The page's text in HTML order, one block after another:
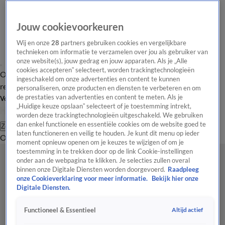
Overzicht Laatste nieuws Regionieuws Het beste van Hart
Tip de
redactie
Volg Hart van Nederland
Zoeken
OverzichtRegioUitzendingenWeerTip de redactiePanelVideo's
Jouw cookievoorkeuren
Wij en onze28 partners gebruiken cookies en vergelijkbare
technieken om informatie te verzamelen over jou als gebruiker van
onze website(s), jouw gedrag en jouw apparaten. Als je „Alle
cookies accepteren” selecteert, worden trackingtechnologieën
ingeschakeld om onze advertenties en content te kunnen
personaliseren, onze producten en diensten te verbeteren en om
de prestaties van advertenties en content te meten. Als je
„Huidige keuze opslaan” selecteert of je toestemming intrekt,
worden deze trackingtechnologieën uitgeschakeld. We gebruiken
dan enkel functionele en essentiële cookies om de website goed te
laten functioneren en veilig te houden. Je kunt dit menu op ieder
moment opnieuw openen om je keuzes te wijzigen of om je
toestemming in te trekken door op de link Cookie-instellingen
onder aan de webpagina te klikken. Je selecties zullen overal
binnen onze Digitale Diensten worden doorgevoerd. Raadpleeg
onze Cookieverklaring voor meer informatie.
Bekijk hier onze
Digitale Diensten.
Functioneel & Essentieel Altijd actief